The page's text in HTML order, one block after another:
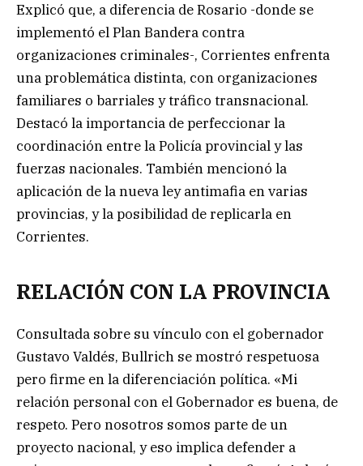
Explicó que, a diferencia de Rosario -donde se
implementó el Plan Bandera contra
organizaciones criminales-, Corrientes enfrenta
una problemática distinta, con organizaciones
familiares o barriales y tráfico transnacional.
Destacó la importancia de perfeccionar la
coordinación entre la Policía provincial y las
fuerzas nacionales. También mencionó la
aplicación de la nueva ley antimafia en varias
provincias, y la posibilidad de replicarla en
Corrientes.
RELACIÓN CON LA PROVINCIA
Consultada sobre su vínculo con el gobernador
Gustavo Valdés, Bullrich se mostró respetuosa
pero firme en la diferenciación política. «Mi
relación personal con el Gobernador es buena, de
respeto. Pero nosotros somos parte de un
proyecto nacional, y eso implica defender a